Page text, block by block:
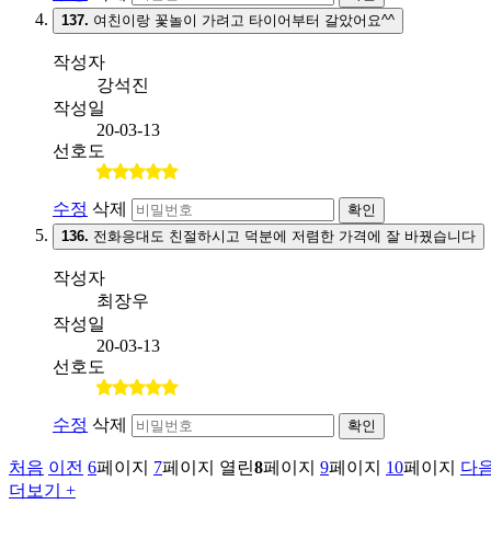
137. 여친이랑 꽃놀이 가려고 타이어부터 갈았어요^^
작성자
강석진
작성일
20-03-13
선호도
수정 삭제
확인
136. 전화응대도 친절하시고 덕분에 저렴한 가격에 잘 바꿨습니다
작성자
최장우
작성일
20-03-13
선호도
수정 삭제 확인
처음 이전 6페이지 7페이지 열린8페이지 9페이지 10페이지
다
더보기 +